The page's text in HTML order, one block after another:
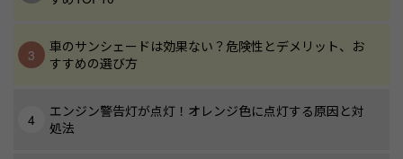
車のサンシェードは効果ない？危険性とデメリット、お
すすめの選び方
エンジン警告灯が点灯！オレンジ色に点灯する原因と対
処法